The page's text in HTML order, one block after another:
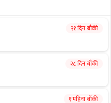
२१ दिन बाँकी
२८ दिन बाँकी
१ महिना बाँकी